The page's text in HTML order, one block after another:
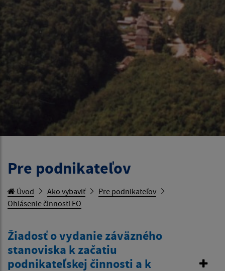
Pre podnikateľov
Úvod Ako vybaviť
Pre podnikateľov
Ohlásenie činnosti FO
Žiadosť o vydanie záväzného
stanoviska k začatiu
podnikateľskej činnosti a k